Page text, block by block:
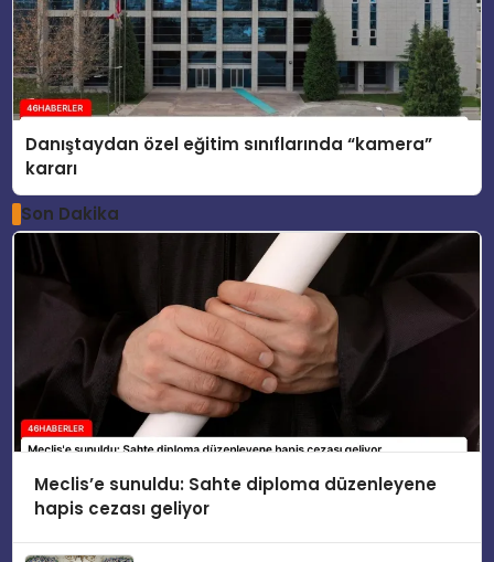
Danıştaydan özel eğitim sınıflarında “kamera”
kararı
Son Dakika
Meclis’e sunuldu: Sahte diploma düzenleyene
hapis cezası geliyor